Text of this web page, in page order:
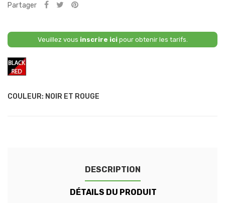
Partager
Veuillez vous inscrire icipour obtenir les tarifs.
COULEUR: NOIR ET ROUGE
Noir
DESCRIPTION
DÉTAILS DU PRODUIT